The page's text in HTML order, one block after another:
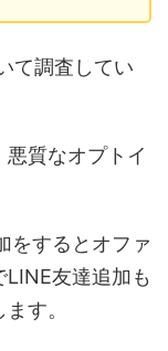
て調査してい
質なオプトイ
をするとオファ
友達追加も
す。